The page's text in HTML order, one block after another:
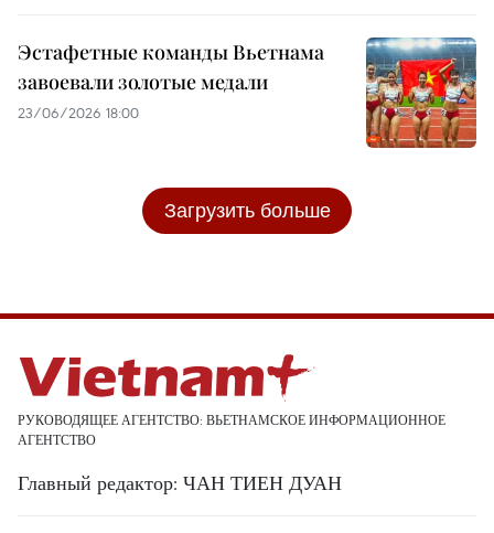
Эстафетные команды Вьетнама
завоевали золотые медали
23/06/2026 18:00
Загрузить больше
РУКОВОДЯЩЕЕ АГЕНТСТВО: ВЬЕТНАМСКОЕ ИНФОРМАЦИОННОЕ
АГЕНТСТВО
Главный редактор: ЧАН ТИЕН ДУАН